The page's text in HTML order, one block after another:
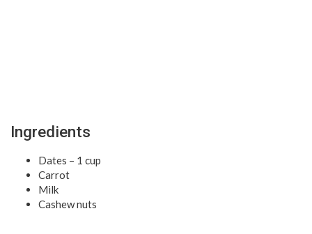
Ingredients
Dates – 1 cup
Carrot
Milk
Cashew nuts